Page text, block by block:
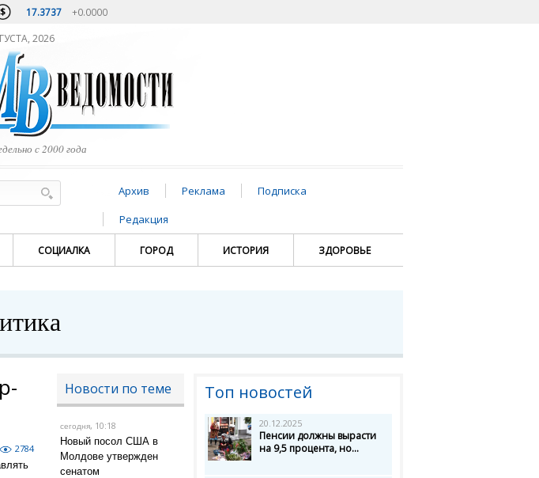
17.3737 +0.0000
2026
с 2000 года
Архив Реклама
Подписка
Редакция
СОЦИАЛКА ГОРОД ИСТОРИЯ ЗДОРОВЬЕ
2784
Новости по теме
сегодня, 10:18
Новый посол США в
Молдове утвержден
сенатом
Топ новостей
20.12.2025
Пенсии должны вырасти
на 9,5 процента, но...